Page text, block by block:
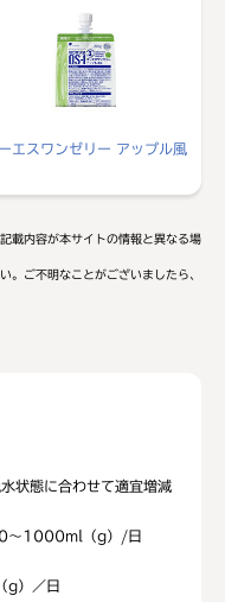
エスワンゼリー アップル風
載内容が本サイトの情報と異なる場
。ご不明なことがございましたら、
状態に合わせて適宜増減
～1000ml（g）/日
g）／日